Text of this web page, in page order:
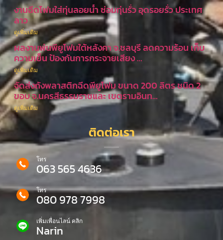
งานฉีดโฟมใส่ทุ่นลอยน้ำ ซ่อมทุ่นรั่ว อุดรอยรั่ว ประเทศ
ลาว
ดูเพิ่มเติม
ผลงานพ่นพียูโฟมใต้หลังคา จ.ชลบุรี ลดความร้อน เก็บ
ความเย็น ป้องกันการกระจายเสียง …
ดูเพิ่มเติม
จัดส่งถังพลาสติกฉีดพียูโฟม ขนาด 200 ลิตร ชนิด 2
ขอบ จ.นครสีธรรมราชและ เขตรามอินท…
ดูเพิ่มเติม
ติดต่อเรา
โทร
063 565 4636
โทร
080 978 7998
เพิ่มเพื่อนไลน์ คลิก
Narin